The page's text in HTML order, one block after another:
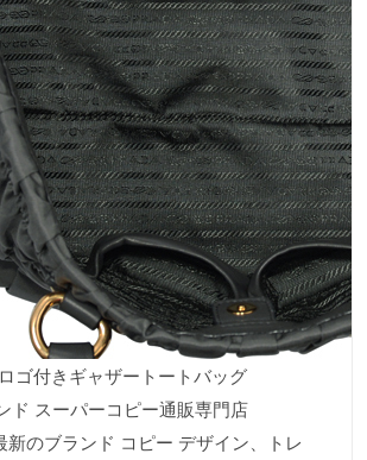
ゴ付きギャザートートバッグ
ド スーパーコピー通販専門店
のブランド コピー デザイン、トレ